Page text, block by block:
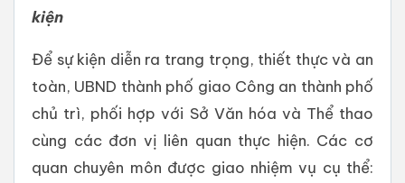
kiện
Để sự kiện diễn ra trang trọng, thiết thực và an
toàn, UBND thành phố giao Công an thành phố
chủ trì, phối hợp với Sở Văn hóa và Thể thao
cùng các đơn vị liên quan thực hiện. Các cơ
quan chuyên môn được giao nhiệm vụ cụ thể: